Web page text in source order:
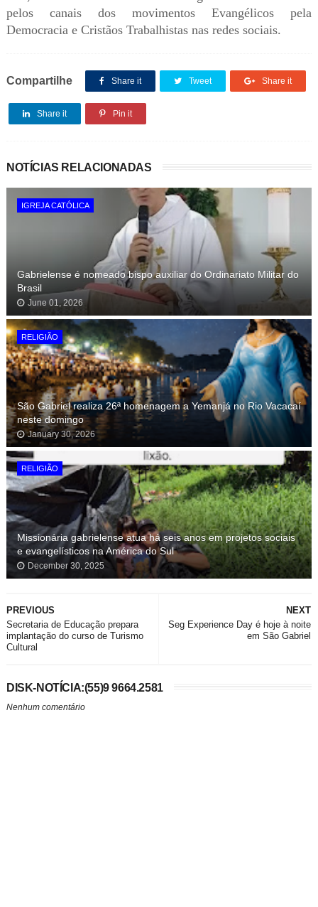
pelos canais dos movimentos Evangélicos pela
Democracia e Cristãos Trabalhistas nas redes sociais.
Compartilhe Share it Tweet Share it
Share it Pin it
NOTÍCIAS RELACIONADAS
IGREJA CATÓLICA
Gabrielense é nomeado bispo auxiliar do Ordinariato Militar do
Brasil
June 01, 2026
RELIGIÃO
São Gabriel realiza 26ª homenagem a Yemanjá no Rio Vacacaí
neste domingo
January 30, 2026
RELIGIÃO
Missionária gabrielense atua há seis anos em projetos sociais
e evangelísticos na América do Sul
December 30, 2025
NEXT
Seg Experience Day é hoje à noite
em São Gabriel
PREVIOUS
Secretaria de Educação prepara
implantação do curso de Turismo
Cultural
DISK-NOTÍCIA:(55)9 9664.2581
Nenhum comentário